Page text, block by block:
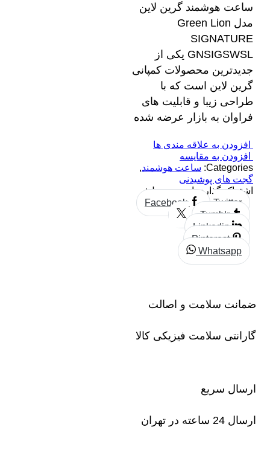
ساعت هوشمند گرین لاین
مدل Green Lion
SIGNATURE
GNSIGSWSL یکی از
جدیدترین محصولات کمپانی
گرین لاین است که با
طراحی زیبا و قابلیت‌ های
فراوان به بازار عرضه شده
افزودن به علاقه مندی ها
افزودن به مقایسه
Categories: ساعت هوشمند,
گجت های پوشیدنی
اشتراک گذاری این محصول:
Facebook
Twitter
Tumblr
Linkedin
Pinterest
Whatsapp
ضمانت سلامت و اصالت
گارانتی سلامت فیزیکی کالا
ارسال سریع
ارسال 24 ساعته در تهران